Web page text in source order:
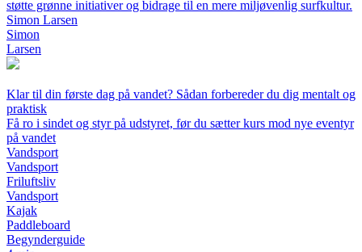
støtte grønne initiativer og bidrage til en mere miljøvenlig surfkultur.
Simon Larsen
Simon
Larsen
Klar til din første dag på vandet? Sådan forbereder du dig mentalt og
praktisk
Få ro i sindet og styr på udstyret, før du sætter kurs mod nye eventyr
på vandet
Vandsport
Vandsport
Friluftsliv
Vandsport
Kajak
Paddleboard
Begynderguide